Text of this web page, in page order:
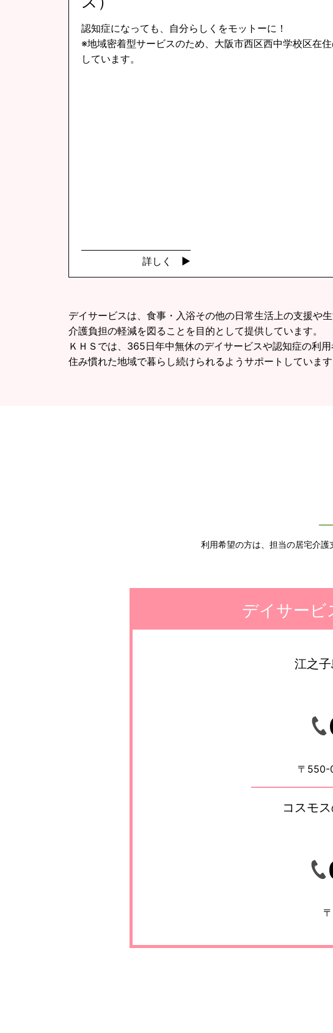
認知症になっても、自分らしくをモットーに！
※地域密着型サービスのため、大阪市西区西中学校区在
しています。
詳しく ▶︎
デイサービスは、食事・入浴その他の日常生活上の支援や
介護負担の軽減を図ることを目的として提供しています。
ＫＨＳでは、365日年中無休のデイサービスや認知症の利
住み慣れた地域で暮らし続けられるようサポートしています
利用希望の方は、 担当の居宅介護
デイサービ
江之
〒550-
コスモ